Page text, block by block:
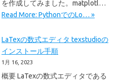
を作成してみました。matplotl…
Read More: PythonでのLo… »
LaTexの数式エディタ texstudioの
インストール手順
1月 16, 2023
概要 LaTexの数式エディタである